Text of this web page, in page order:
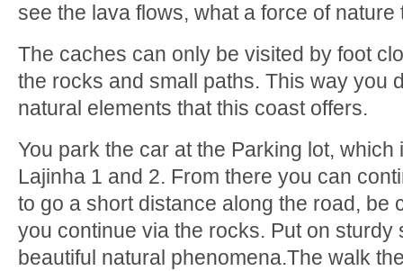
see the lava flows, what a force of
The caches can only be visited by foot
the rocks and small paths. This way you
natural elements that this coast offers.
You park the car at the Parking lot,
Lajinha 1 and 2. From there you can
to go a short distance along the road, be
you continue via the rocks. Put on sturdy
beautiful natural phenomena.The walk